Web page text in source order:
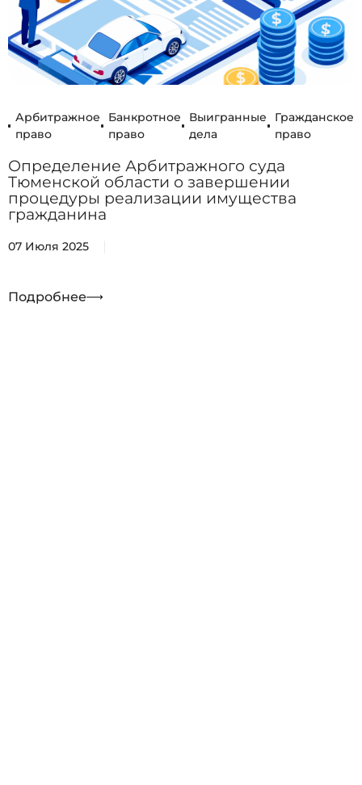
Арбитражное
право
Банкротное
право
Выигранные
дела
Гражданское
право
Определение Арбитражного суда
Тюменской области о завершении
процедуры реализации имущества
гражданина
07 Июля 2025
Подробнее